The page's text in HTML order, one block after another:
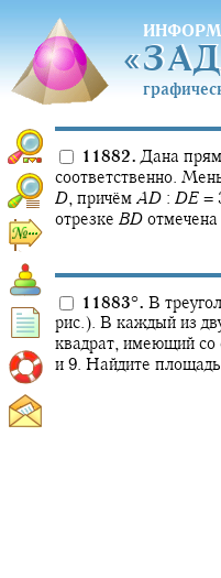
«
«
11882. Дана
соответственно.
D, причём AD : DE =
отрезке BD отмечена
11883°. В
рис.). В каждый из
квадрат, имеющий со
и 9. Найдите площадь